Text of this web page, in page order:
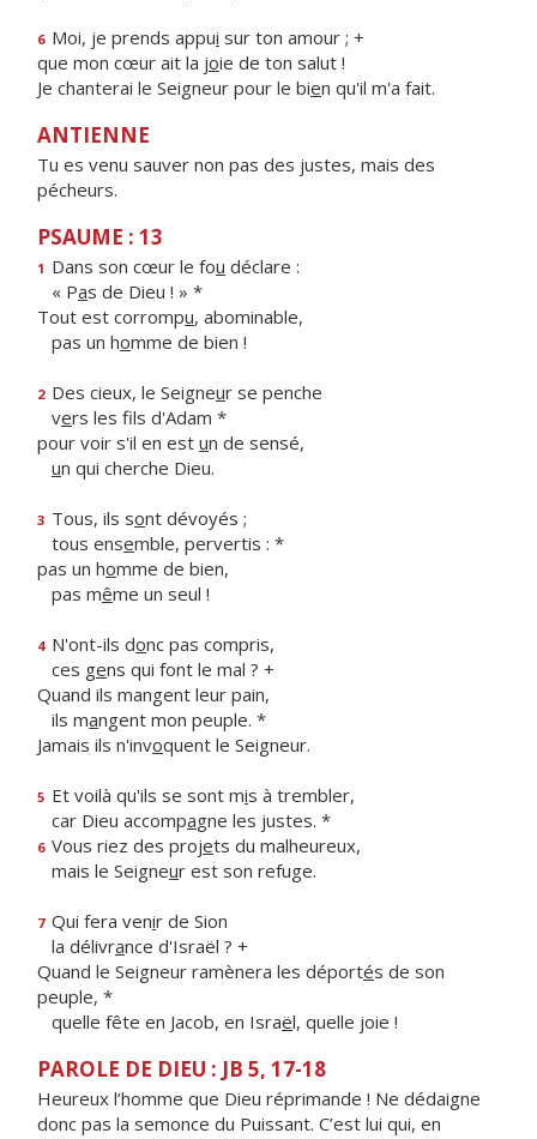
6 Moi, je prends appui sur ton amour ; +
que mon cœur ait la joie de ton salut !
Je chanterai le Seigneur pour le bien qu'il m'a fait.
ANTIENNE
Tu es venu sauver non pas des justes, mais des
pécheurs.
PSAUME : 13
1 Dans son cœur le fou déclare :
« Pas de Dieu ! » *
Tout est corrompu, abominable,
pas un homme de bien !
2 Des cieux, le Seigneur se penche
vers les fils d'Adam *
pour voir s'il en est un de sensé,
un qui cherche Dieu.
3 Tous, ils sont dévoyés ;
tous ensemble, pervertis : *
pas un homme de bien,
pas même un seul !
4 N'ont-ils donc pas compris,
ces gens qui font le mal ? +
Quand ils mangent leur pain,
ils mangent mon peuple. *
Jamais ils n'invoquent le Seigneur.
5 Et voilà qu'ils se sont mis à trembler,
car Dieu accompagne les justes. *
6 Vous riez des projets du malheureux,
mais le Seigneur est son refuge.
7 Qui fera venir de Sion
la délivrance d'Israël ? +
Quand le Seigneur ramènera les déportés de son
peuple, *
quelle fête en Jacob, en Israël, quelle joie !
PAROLE DE DIEU : JB 5, 17-18
Heureux l’homme que Dieu réprimande ! Ne dédaigne
donc pas la semonce du Puissant. C’est lui qui, en